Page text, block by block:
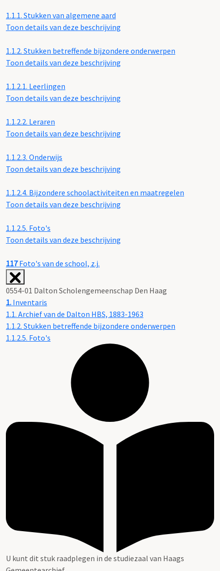
1.1.1. Stukken van algemene aard
Toon details van deze beschrijving
1.1.2. Stukken betreffende bijzondere onderwerpen
Toon details van deze beschrijving
1.1.2.1. Leerlingen
Toon details van deze beschrijving
1.1.2.2. Leraren
Toon details van deze beschrijving
1.1.2.3. Onderwijs
Toon details van deze beschrijving
1.1.2.4. Bijzondere schoolactiviteiten en maatregelen
Toon details van deze beschrijving
1.1.2.5. Foto's
Toon details van deze beschrijving
117 Foto's van de school, z.j.
0554-01 Dalton Scholengemeenschap Den Haag
1. Inventaris
1.1. Archief van de Dalton HBS, 1883-1963
1.1.2. Stukken betreffende bijzondere onderwerpen
1.1.2.5. Foto's
U kunt dit stuk raadplegen in de studiezaal van Haags